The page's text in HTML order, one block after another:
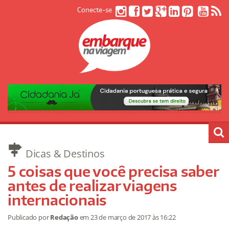
Conecte-se
Dicas & Destinos
5 coisas que você precisa saber
antes de realizar viagens
internacionais
Publicado porRedaçãoem23 de março de 2017às 16:22